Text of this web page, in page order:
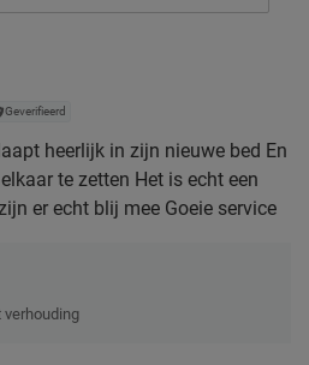
Geverifieerd
heerlijk in zijn nieuwe bed En
te zetten Het is echt een
er echt blij mee Goeie service